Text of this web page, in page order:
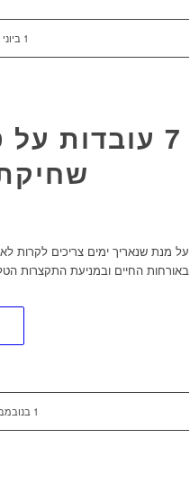
1 ביוני 2019/
7 עובדות
באורחות החיים ובמניעת התקצרות
1 בנובמבר 2018 /